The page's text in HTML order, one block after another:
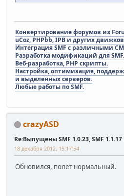
Конвертирование форумов из
uCoz, PHPbb, IPB и других движков
Интеграция SMF с различными
Разработка модификаций для SMF.
Веб-разработка, PHP скрипты.
Настройка, оптимизация,
и выделенных серверов.
Любые работы по SMF.
crazyASD
Re:Выпущены SMF 1.0.23, SMF 1.1.17
18 декабря 2012, 15:17:54
Обновился, полёт нормальный.